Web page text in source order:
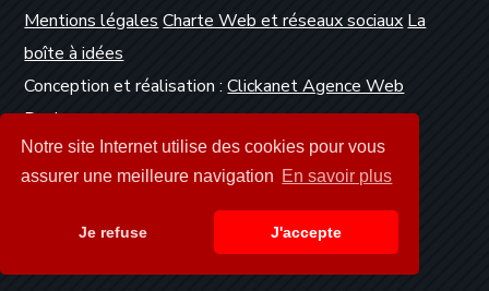
Notre site Internet utilise des cookies pour vous
assurer une meilleure navigation En savoir plus
Je refuse J'accepte
Mentions légales Charte Web et réseaux sociaux La
boîte à idées
Conception et réalisation :Clickanet Agence Web
Dunkerque